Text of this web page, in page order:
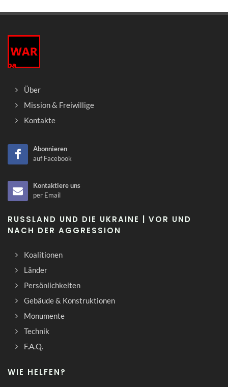
Über
Mission & Freiwillige
Kontakte
Abonnieren
auf Facebook
Kontaktiere uns
per Email
RUSSLAND UND DIE UKRAINE | VOR UND
NACH DER AGGRESSION
Koalitionen
Länder
Persönlichkeiten
Gebäude & Konstruktionen
Monumente
Technik
F.A.Q.
WIE HELFEN?